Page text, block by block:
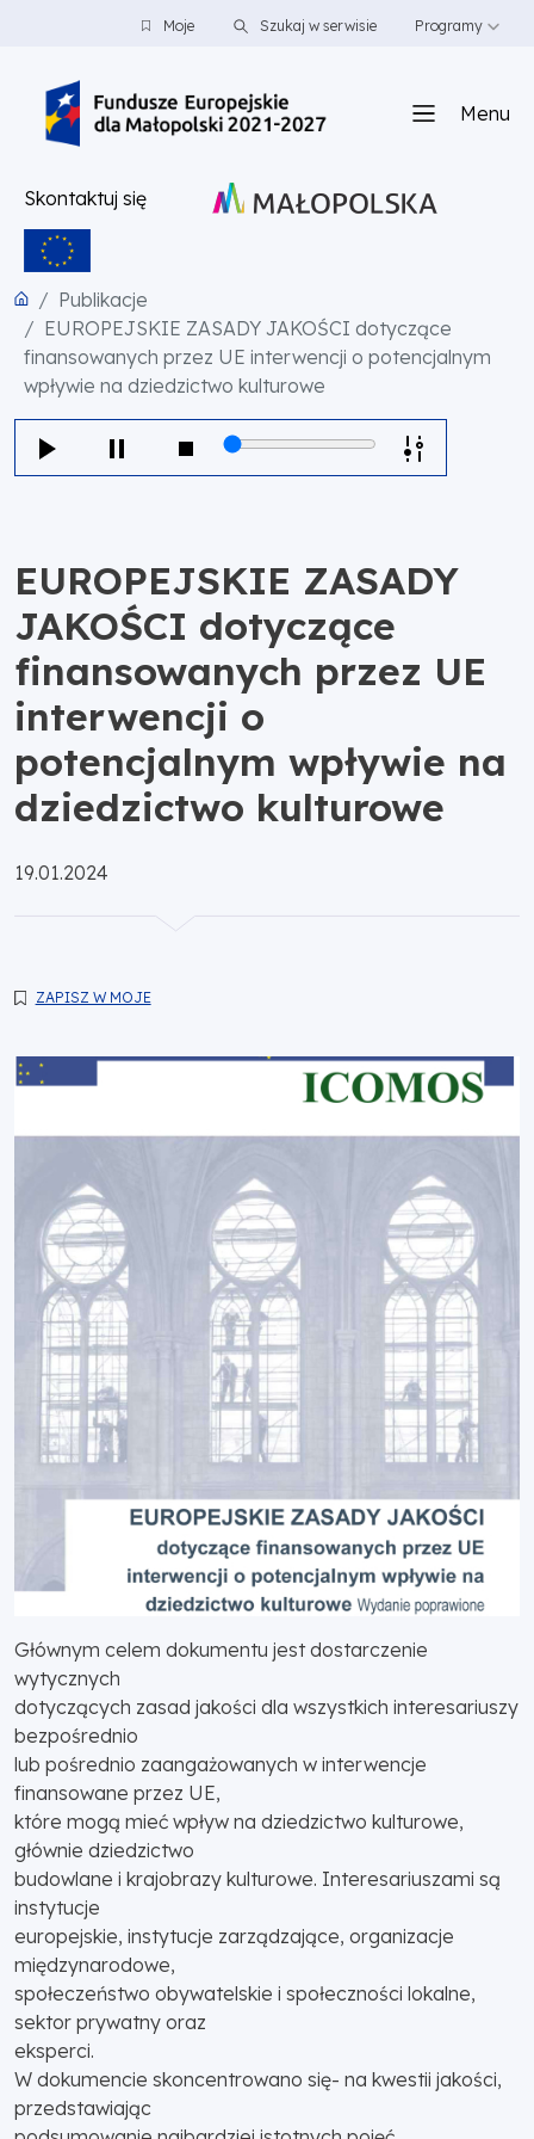
PRZEJDŹ DO TREŚCI
PRZEJDŹ DO MENUMoje Szukaj w serwisie Programy
Menu
Skontaktuj się
Publikacje
EUROPEJSKIE ZASADY JAKOŚCI dotyczące
finansowanych przez UE interwencji o potencjalnym
wpływie na dziedzictwo kulturowe
EUROPEJSKIE ZASADY
JAKOŚCI dotyczące
finansowanych przez UE
interwencji o
potencjalnym wpływie na
dziedzictwo kulturowe
Opublikowano:
19.01.2024
ZAPISZ W MOJE
Głównym celem dokumentu jest dostarczenie
wytycznych
dotyczących zasad jakości dla wszystkich interesariuszy
bezpośrednio
lub pośrednio zaangażowanych w interwencje
finansowane przez UE,
które mogą mieć wpływ na dziedzictwo kulturowe,
głównie dziedzictwo
budowlane i krajobrazy kulturowe. Interesariuszami są
instytucje
europejskie, instytucje zarządzające, organizacje
międzynarodowe,
społeczeństwo obywatelskie i społeczności lokalne,
sektor prywatny oraz
eksperci.
W dokumencie skoncentrowano się- na kwestii jakości,
przedstawiając